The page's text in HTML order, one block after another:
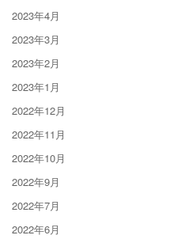
2023年4月
2023年3月
2023年2月
2023年1月
2022年12月
2022年11月
2022年10月
2022年9月
2022年7月
2022年6月